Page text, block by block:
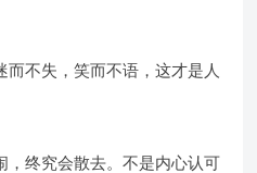
而不失，笑而不语，这才是人
，终究会散去。不是内心认可